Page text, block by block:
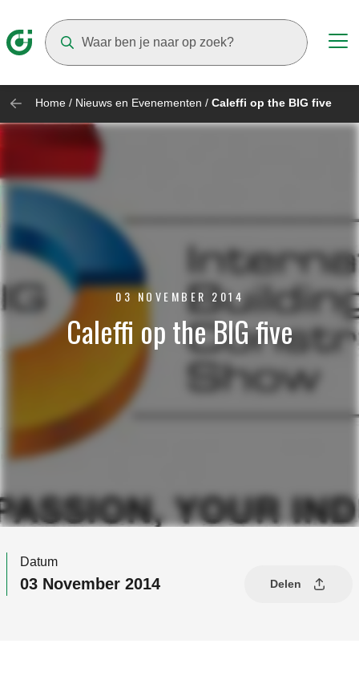
Home / Nieuws en Evenementen / Caleffi op the BIG five
03 NOVEMBER 2014
Caleffi op the BIG five
Datum
03 November 2014 Delen